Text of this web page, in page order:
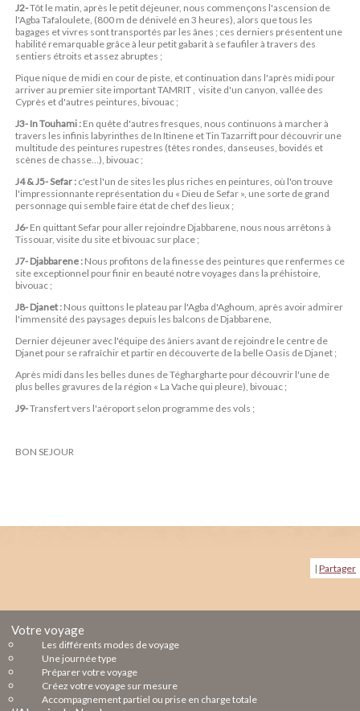
J2-Tôt le matin, après le petit déjeuner, nous commençons l'ascension de
l'Agba Tafaloulete, (800 m de dénivelé en 3 heures), alors que tous les
bagages et vivres sont transportés par les ânes ; ces derniers présentent une
habilité remarquable grâce à leur petit gabarit à se faufiler à travers des
sentiers étroits et assez abruptes ;
Pique nique de midi en cour de piste, et continuation dans l'après midi pour
arriver au premier site important TAMRIT , visite d'un canyon, vallée des
Cyprès et d'autres peintures, bivouac ;
J3- In Touhami :En quête d'autres fresques, nous continuons à marcher à
travers les infinis labyrinthes de In Itinene et Tin Tazarrift pour découvrir une
multitude des peintures rupestres (têtes rondes, danseuses, bovidés et
scènes de chasse…), bivouac ;
J4 & J5- Sefar :c'est l'un de sites les plus riches en peintures, où l'on trouve
l'impressionnante représentation du « Dieu de Sefar », une sorte de grand
personnage qui semble faire état de chef des lieux ;
J6-En quittant Sefar pour aller rejoindre Djabbarene, nous nous arrêtons à
Tissouar, visite du site et bivouac sur place ;
J7- Djabbarene :Nous profitons de la finesse des peintures que renfermes ce
site exceptionnel pour finir en beauté notre voyages dans la préhistoire,
bivouac ;
J8- Djanet :Nous quittons le plateau par l'Agba d'Aghoum, après avoir admirer
l'immensité des paysages depuis les balcons de Djabbarene,
Dernier déjeuner avec l'équipe des âniers avant de rejoindre le centre de
Djanet pour se rafraîchir et partir en découverte de la belle Oasis de Djanet ;
Après midi dans les belles dunes de Téghargharte pour découvrir l'une de
plus belles gravures de la région « La Vache qui pleure), bivouac ;
J9-Transfert vers l'aéroport selon programme des vols ;
BON SEJOUR
| Partager
Votre voyage
Les différents modes de voyage
Une journée type
Préparer votre voyage
Créez votre voyage sur mesure
Accompagnement partiel ou prise en charge totale